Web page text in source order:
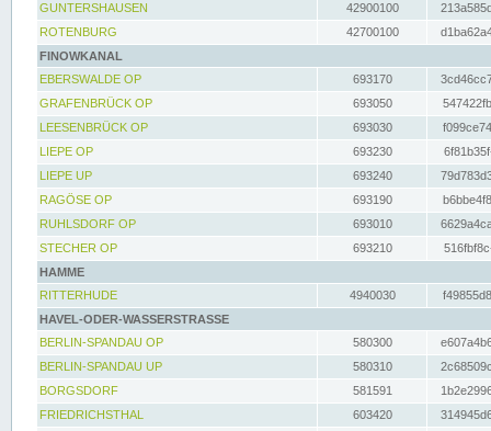
GUNTERSHAUSEN
42900100
ROTENBURG
42700100
FINOWKANAL
EBERSWALDE OP
693170
GRAFENBRÜCK OP
693050
LEESENBRÜCK OP
693030
LIEPE OP
693230
LIEPE UP
693240
RAGÖSE OP
693190
RUHLSDORF OP
693010
STECHER OP
693210
HAMME
RITTERHUDE
4940030
HAVEL-ODER-WASSERSTRASSE
BERLIN-SPANDAU OP
580300
BERLIN-SPANDAU UP
580310
BORGSDORF
581591
FRIEDRICHSTHAL
603420